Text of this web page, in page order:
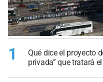
1
Qué dice el proyecto
privada” que tratará